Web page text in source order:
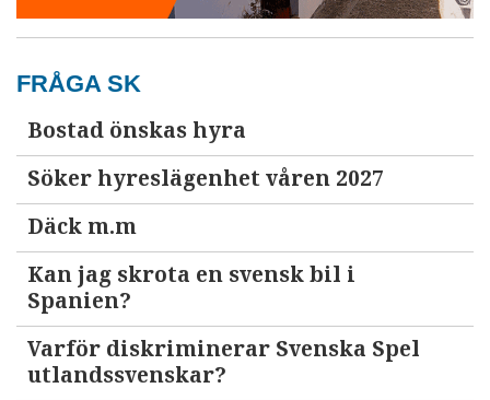
FRÅGA SK
Bostad önskas hyra
Söker hyreslägenhet våren 2027
Däck m.m
Kan jag skrota en svensk bil i
Spanien?
Varför diskriminerar Svenska Spel
utlandssvenskar?